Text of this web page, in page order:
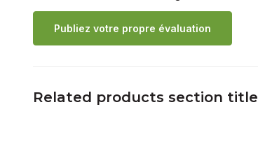
Publiez votre propre évaluation
Related products section title